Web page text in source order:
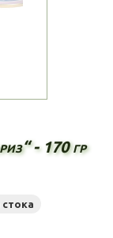
- 170 гр